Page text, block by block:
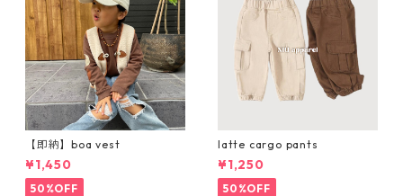
【即納】boa vest
¥1,450
50%OFF
latte cargo pants
¥1,250
50%OFF